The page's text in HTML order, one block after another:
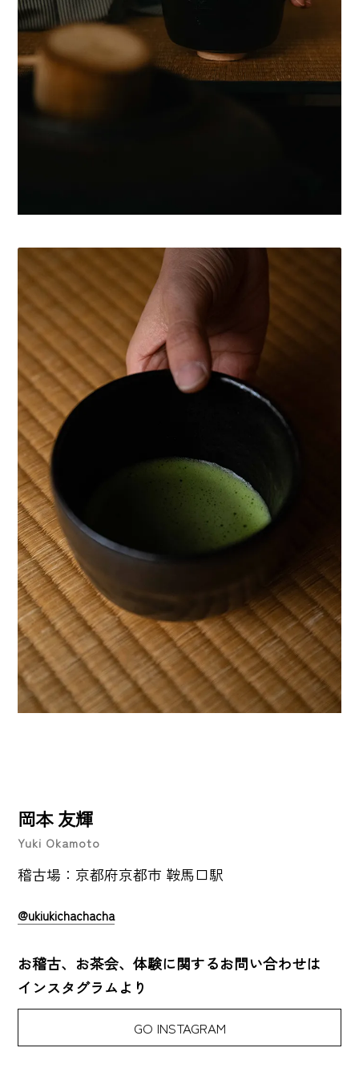
岡本 友輝
Yuki Okamoto
稽古場：京都府京都市 鞍馬口駅
@ukiukichachacha
お稽古、お茶会、体験に関するお問い合わせは
インスタグラムより
GO INSTAGRAM